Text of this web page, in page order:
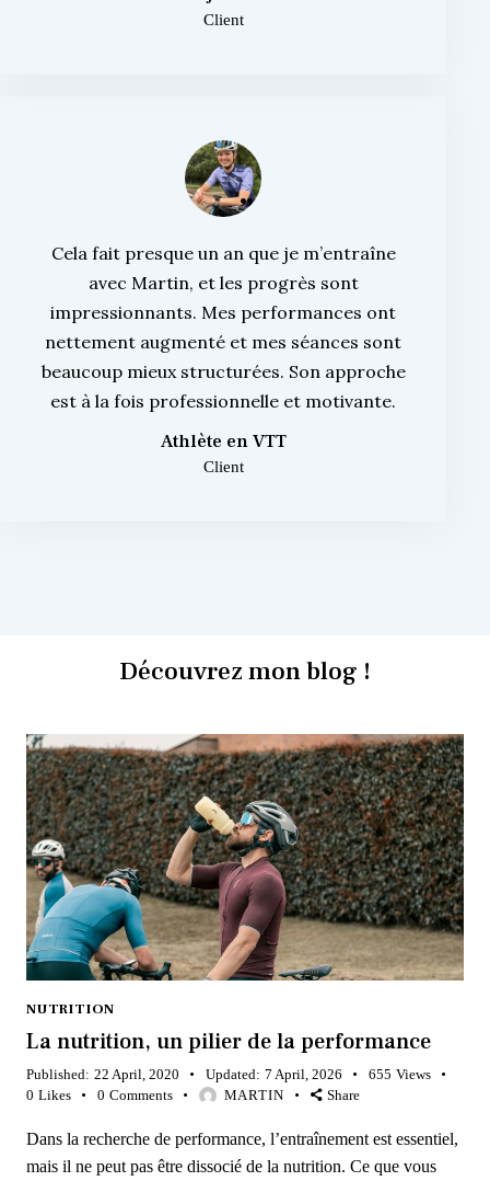
Client
Cela fait presque un an que je m’entraîne
avec Martin, et les progrès sont
impressionnants. Mes performances ont
nettement augmenté et mes séances sont
beaucoup mieux structurées. Son approche
est à la fois professionnelle et motivante.
Athlète en VTT
Client
Découvrez mon blog !
NUTRITION
La nutrition, un pilier de la performance
Published: 22 April, 2020 Updated: 7 April, 2026 655 Views
0 Likes 0 Comments MARTIN Share
Dans la recherche de performance, l’entraînement est essentiel,
mais il ne peut pas être dissocié de la nutrition. Ce que vous